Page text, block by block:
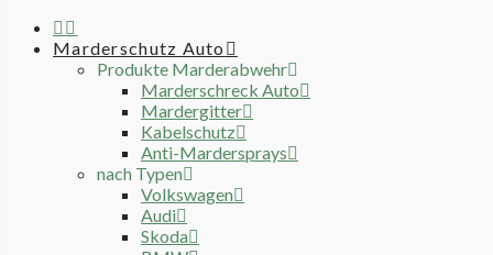
Marderschutz Auto
Produkte Marderabwehr
Marderschreck Auto
Mardergitter
Kabelschutz
Anti-Mardersprays
nach Typen
Volkswagen
Audi
Skoda